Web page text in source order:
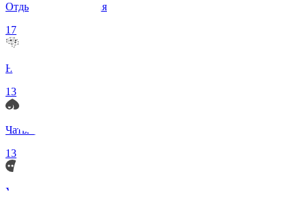
Отдых и Развлечения
17
Нейросети и ИИ
13
Чаты по интересам
13
Удаленка (Работа)